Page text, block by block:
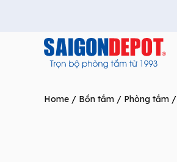
Home / Bồn tắm / Phòng tắm /